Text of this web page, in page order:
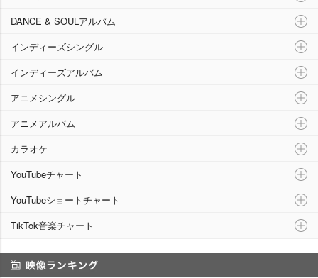
DANCE & SOULアルバム
インディーズシングル
インディーズアルバム
アニメシングル
アニメアルバム
カラオケ
YouTubeチャート
YouTubeショートチャート
TikTok音楽チャート